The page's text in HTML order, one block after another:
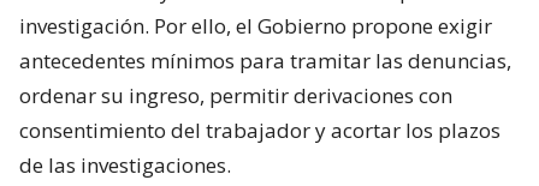
investigación. Por ello, el Gobierno propone exigir
antecedentes mínimos para tramitar las denuncias,
ordenar su ingreso, permitir derivaciones con
consentimiento del trabajador y acortar los plazos
de las investigaciones.